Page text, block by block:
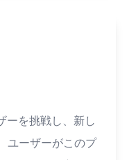
ーを挑戦し、新し
ユーザーがこのプ